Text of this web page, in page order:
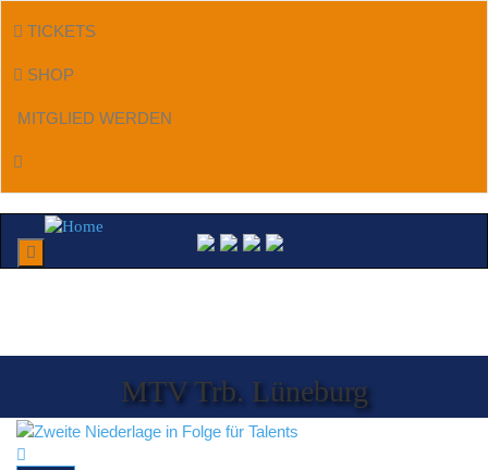
TICKETS
SHOP
MITGLIED WERDEN
Menu
MTV Trb. Lüneburg